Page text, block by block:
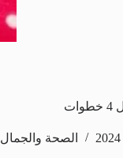
الصحة والجمال